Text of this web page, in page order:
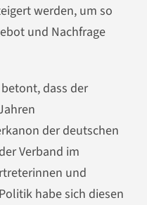
werden, um so
und Nachfrage
dass der
der deutschen
Verband im
und
habe sich diesen